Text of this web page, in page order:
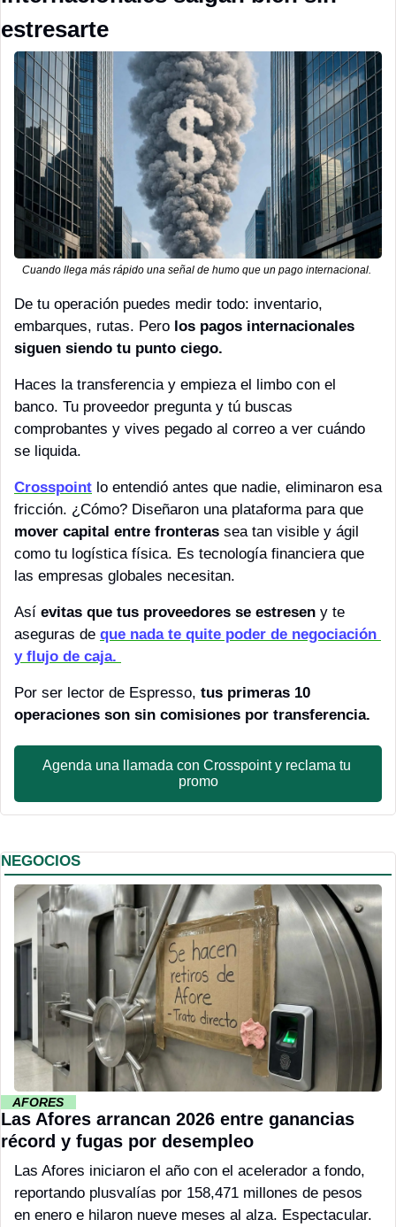
estresarte
Cuando llega más rápido una señal de humo que un pago internacional.
De tu operación puedes medir todo: inventario,
embarques, rutas. Pero los pagos internacionales
siguen siendo tu punto ciego.
Haces la transferencia y empieza el limbo con el
banco. Tu proveedor pregunta y tú buscas
comprobantes y vives pegado al correo a ver cuándo
se liquida.
Crosspoint lo entendió antes que nadie, eliminaron esa
mover capital entre fronteras sea tan visible y ágil
como tu logística física. Es tecnología financiera que
las empresas globales necesitan.
Así evitas que tus proveedores se estresen y te
aseguras de que nada te quite poder de negociación
y flujo de caja.
Por ser lector de Espresso, tus primeras 10
operaciones son sin comisiones por transferencia.
Agenda una llamada con Crosspoint y reclama tu
promo
NEGOCIOS
AFORES
Las Afores arrancan 2026 entre ganancias
récord y fugas por desempleo
Las Afores iniciaron el año con el acelerador a fondo,
reportando plusvalías por 158,471 millones de pesos
en enero e hilaron nueve meses al alza. Espectacular.